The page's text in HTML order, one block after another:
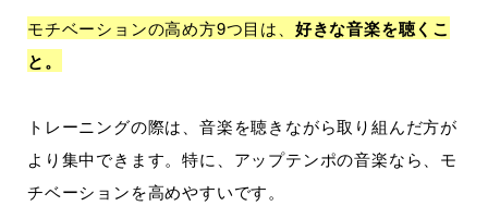
モチベーションの高め方9つ目は、 好きな音楽を聴くこ
と。
トレーニングの際は、音楽を聴きながら取り組んだ方が
より集中できます。特に、アップテンポの音楽なら、モ
チベーションを高めやすいです。